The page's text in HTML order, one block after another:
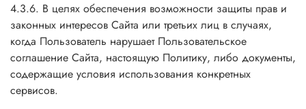
4.3.6. В целях обеспечения возможности защиты прав и
законных интересов Сайта или третьих лиц в случаях,
когда Пользователь нарушает Пользовательское
соглашение Сайта, настоящую Политику, либо документы,
содержащие условия использования конкретных
сервисов.